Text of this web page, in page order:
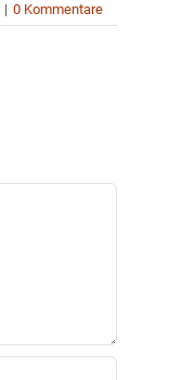
| 0 Kommentare